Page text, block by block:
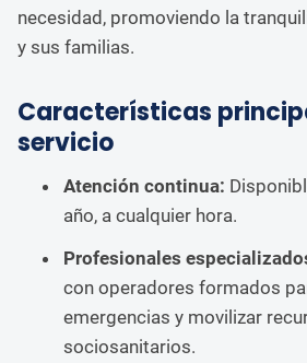
necesidad, promoviendo la
y sus familias.
Características
servicio
Atención continua:
año, a cualquier hora.
Profesionales
con operadores formados
emergencias y movilizar
sociosanitarios.